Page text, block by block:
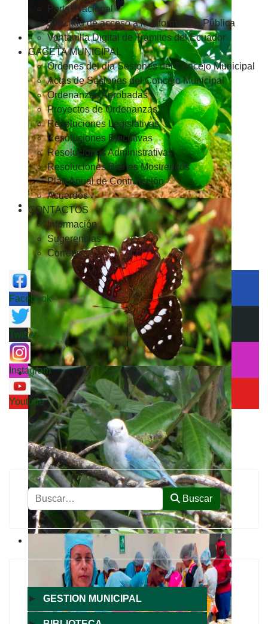
Portal Nacional
Solicitud de acceso a la Información Pública
Ventanilla Digital de Trámites del Ecuador
GACETA MUNICIPAL
Ordenes del día Sesiones del Concejo Municipal
Actas de Sesiones del Concejo Municipal
Ordenanzas Aprobadas
Proyectos de Ordenanzas
Resoluciones Legislativas
Resoluciones Ejecutivas
Resoluciones Administrativas
Resoluciones Bienes Mostrencos
Plan Anual de Contratación
Acuerdos
CONTACTOS
Información
Sugerencias
Correos
Facebook
Twitter
Instagram
Youtube
Buscar Buscar
► GESTION MUNICIPAL